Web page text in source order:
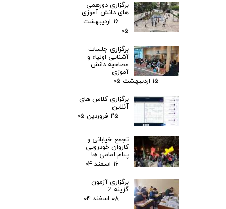
برگزاری دورهمی
های دانش آموزی
۱۶ اردیبهشت
۰۵
برگزاری جلسات
آشنایی اولیاء و
مصاحبه دانش
آموزی
۱۵ اردیبهشت ۰۵
برگزاری کلاس های
آنلاین
۲۵ فروردین ۰۵
تجمع خیابانی و
کاروان خودرویی
پیام امامی ها
۱۶ اسفند ۰۴
برگزاری آزمون
گزینه 2
۰۸ اسفند ۰۴